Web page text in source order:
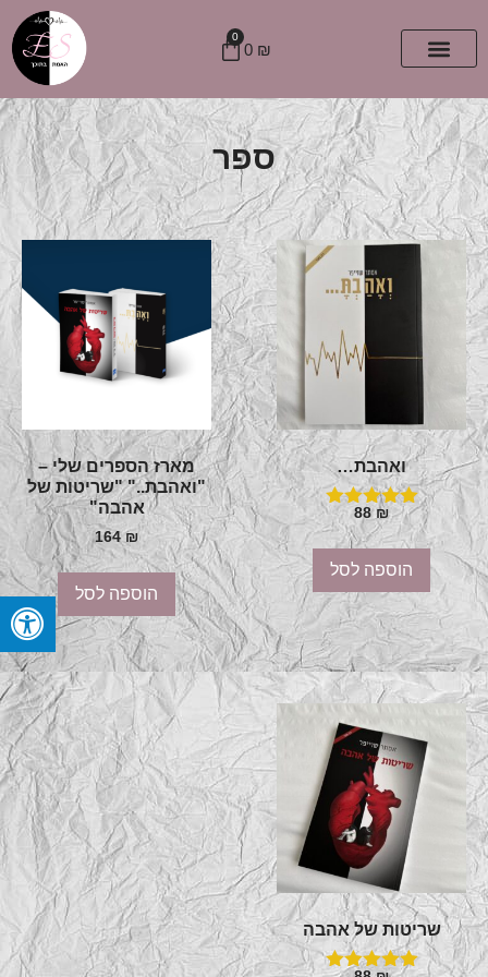
0 ₪
0
ספר
ואהבת…
דורג
5.00
מתוך 5
88₪
הוספה לסל
מארז הספרים שלי –
"ואהבת.." "שריטות של
אהבה"
164₪
הוספה לסל
שריטות של אהבה